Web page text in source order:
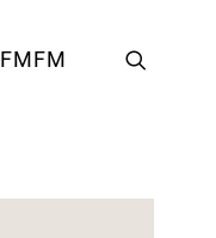
FMFM